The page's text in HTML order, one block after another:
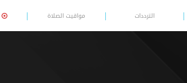
الترددات مواقيت الصلاة